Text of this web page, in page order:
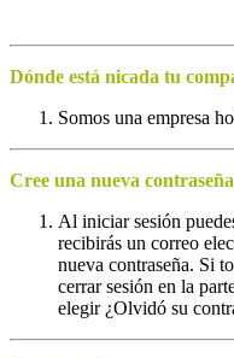
Dónde está nicada tu
Somos una empresa
Cree una nueva
Al iniciar sesión
recibirás un correo
nueva contraseña. Si
cerrar sesión en la
elegir ¿Olvidó su